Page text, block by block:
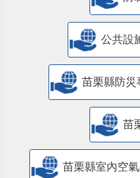
公共設
苗栗縣防災
苗
苗栗縣室內空